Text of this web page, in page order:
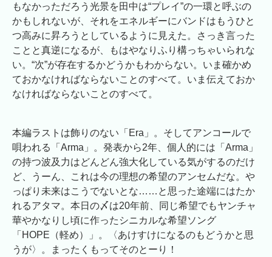
もなかっただろう光景を田中は“プレイ”の一環と呼ぶの
かもしれないが、それをエネルギーにバンドはもうひと
つ高みに昇ろうとしているように見えた。さっき言った
ことと真逆になるが、もはやなりふり構っちゃいられな
い。“次”が存在するかどうかもわからない。いま確かめ
ておかなければならないことのすべて。いま伝えておか
なければならないことのすべて。
本編ラストは飾りのない「Era」。そしてアンコールで
唄われる「Arma」。発表から2年、個人的には「Arma」
の持つ波及力はどんどん強大化している気がするのだけ
ど、うーん、これは今の理想の希望のアンセムだな。や
っぱり未来はこうでないとな……と思った途端にはたか
れるアタマ。本日の〆は20年前、同じ希望でもヤンチャ
華やかなりし頃に作ったシニカルな希望ソング
「HOPE（軽め）」。〈あけすけになるのもどうかと思
うが〉。まったくもってそのとーり！